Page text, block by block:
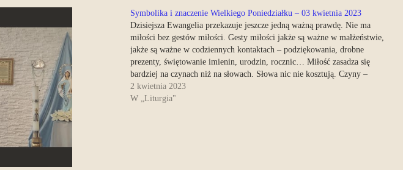
Symbolika i znaczenie Wielkiego Poniedziałku – 03 kwietnia 2023
Dzisiejsza Ewangelia przekazuje jeszcze jedną ważną prawdę. Nie ma
miłości bez gestów miłości. Gesty miłości jakże są ważne w małżeństwie,
jakże są ważne w codziennych kontaktach – podziękowania, drobne
prezenty, świętowanie imienin, urodzin, rocznic… Miłość zasadza się
bardziej na czynach niż na słowach. Słowa nic nie kosztują. Czyny –
kosztują czasem…
2 kwietnia 2023
W „Liturgia"